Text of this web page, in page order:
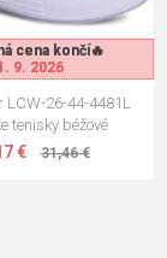
cena končí🔥
9. 2026
cena končí🔥
9. 2026
LCW-26-44-4481L
tenisky béžové
€ 31,46 €